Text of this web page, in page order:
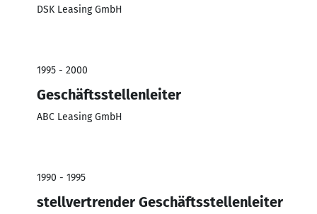
DSK Leasing GmbH
1995 - 2000
Geschäftsstellenleiter
ABC Leasing GmbH
1990 - 1995
stellvertrender Geschäftsstellenleiter